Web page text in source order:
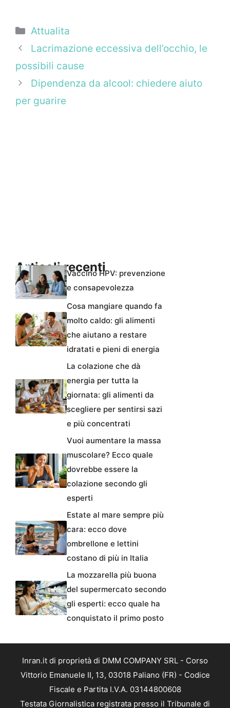
Categorie
Attualita
Lacrimazione eccessiva dell’occhio, le
possibili cause
Dipendenza da alcool: chiedere aiuto
per guarire
Articoli recentiVaccino HPV: prevenzione
e consapevolezza
Cosa mangiare quando fa
molto caldo: gli alimenti
che aiutano a restare
idratati e pieni di energia
La colazione che dà
energia per tutta la
giornata: gli alimenti da
scegliere per sentirsi sazi
e più concentrati
Vuoi aumentare la massa
muscolare? Ecco quale
dovrebbe essere la
colazione secondo gli
esperti
Estate al mare sempre più
cara: ecco dove
ombrellone e lettini
costano di più in Italia
La mozzarella più buona
del supermercato secondo
gli esperti: ecco quale ha
conquistato il primo posto
Inran.it di proprietà di DMM COMPANY SRL - Corso
Vittorio Emanuele II, 13, 03018 Paliano (FR) - Codice
Fiscale e Partita I.V.A. 03144800608
Testata Giornalistica registrata presso il Tribunale di